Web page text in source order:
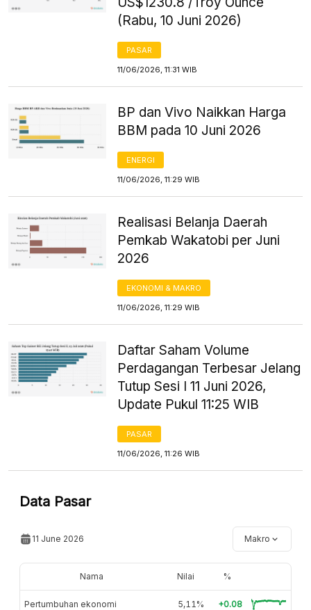
(Rabu, 10 Juni 2026)
PASAR
11/06/2026, 11:31 WIB
BP dan Vivo Naikkan Harga
BBM pada 10 Juni 2026
ENERGI
11/06/2026, 11:29 WIB
Realisasi Belanja Daerah
Pemkab Wakatobi per Juni
2026
EKONOMI & MAKRO
11/06/2026, 11:29 WIB
Daftar Saham Volume
Perdagangan Terbesar Jelang
Tutup Sesi I 11 Juni 2026,
Update Pukul 11:25 WIB
PASAR
11/06/2026, 11:26 WIB
Data Pasar
11 June 2026 Makro
Nama Nilai %
Pertumbuhan ekonomi 5,11% +0.08